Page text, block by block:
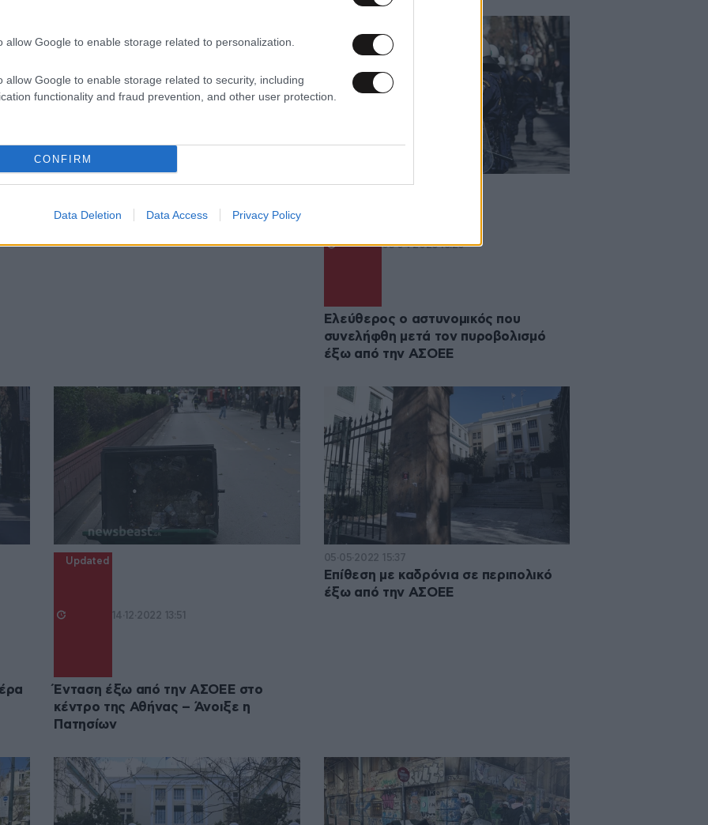
allow Google to enable storage related to personalization.
allow Google to enable storage related to security, including
functionality and fraud prevention, and other user protection.
CONFIRM
Data Deletion Data Access Privacy Policy
ο
05·04·2023 19:08
πυροβολισμούς στην ΑΣΟΕΕ –
05·04·2023 16:23
Ελεύθερος ο αστυνομικός που
συνελήφθη μετά τον πυροβολισμό
έξω από την ΑΣΟΕΕ
Updated
14·12·2022 13:51
Ένταση έξω από την ΑΣΟΕΕ στο
κέντρο της Αθήνας – Άνοιξε η
Πατησίων
05·05·2022 15:37
Επίθεση με καδρόνια σε περιπολικό
έξω από την ΑΣΟΕΕ